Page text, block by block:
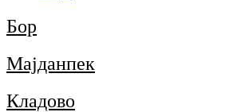
Бор
Мајданпек
Кладово